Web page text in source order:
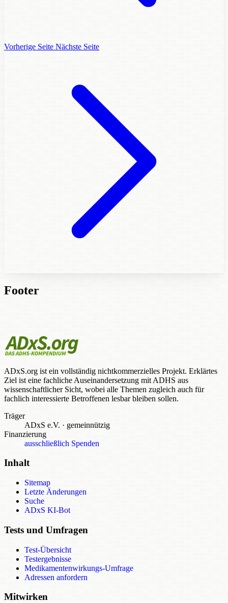
Vorherige Seite Nächste Seite
Footer
ADxS.org ist ein vollständig nichtkommerzielles Projekt. Erklärtes
Ziel ist eine fachliche Auseinandersetzung mit ADHS aus
wissenschaftlicher Sicht, wobei alle Themen zugleich auch für
fachlich interessierte Betroffenen lesbar bleiben sollen.
Träger
ADxS e.V. · gemeinnützig
Finanzierung
ausschließlich Spenden
Inhalt
Sitemap
Letzte Änderungen
Suche
ADxS KI-Bot
Tests und Umfragen
Test-Übersicht
Testergebnisse
Medikamentenwirkungs-Umfrage
Adressen anfordern
Mitwirken